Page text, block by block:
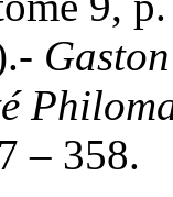
– 358.